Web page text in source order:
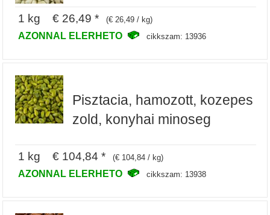
1 kg € 26,49 * (€ 26,49 / kg)
AZONNAL ELERHETO cikkszam: 13936
Pisztacia, hamozott, kozepes
zold, konyhai minoseg
1 kg € 104,84 * (€ 104,84 / kg)
AZONNAL ELERHETO cikkszam: 13938